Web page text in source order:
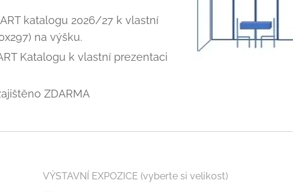
katalogu 2026/27 k vlastní
na výšku.
Katalogu k vlastní prezentaci
ZDARMA
VÝSTAVNÍ EXPOZICE (vyberte si velikost)